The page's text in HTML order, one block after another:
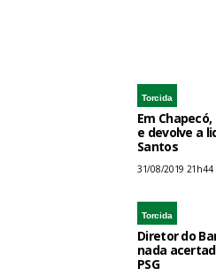
Torcida
Em
e devolve a
Santos
31/08/2019 21h44
Torcida
Diretor do
nada
PSG